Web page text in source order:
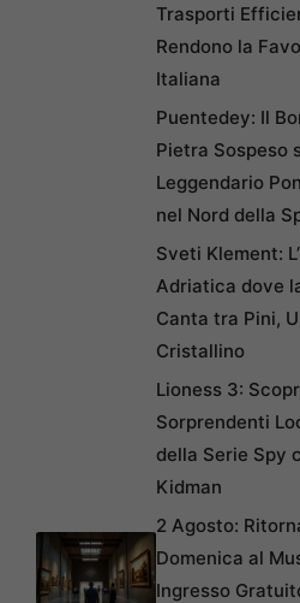
Trasporti
Rendono la
Italiana
Puentedey: Il
Pietra Sospeso
Leggendario
nel Nord della
Sveti Klement:
Adriatica dove
Canta tra Pini,
Cristallino
Lioness 3:
Sorprendenti
della Serie Spy
Kidman
2 Agosto:
Domenica al
Ingresso